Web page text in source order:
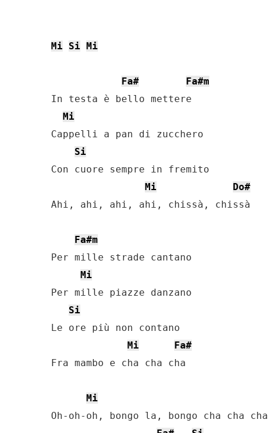
Mi Si Mi
Fa#
Fa#m
In testa è bello mettere
Mi
Cappelli a pan di zucchero
Si
Con cuore sempre in fremito
Mi
Do#
Ahi, ahi, ahi, ahi, chissà, chissà
Fa#m
Per mille strade cantano
Mi
Per mille piazze danzano
Si
Le ore più non contano
Mi
Fa#
Fra mambo e cha cha cha
Mi
Oh-oh-oh, bongo la, bongo cha cha cha